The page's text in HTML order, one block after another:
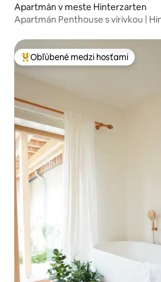
Apartmán v meste Hinterzarten
Apartmán Penthouse s vírivkou |
Najobľúbenejšie medzi hosťami
Obľúbené medzi hosťami